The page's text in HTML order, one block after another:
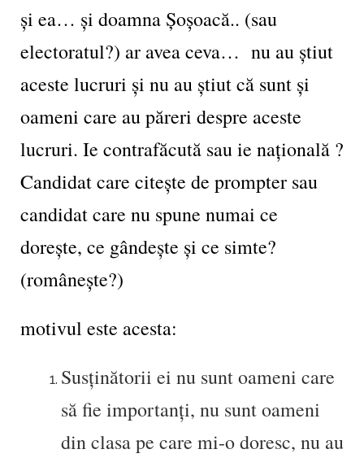
și ea… și doamna Șoșoacă.. (sau
electoratul?) ar avea ceva… nu au știut
aceste lucruri și nu au știut că sunt și
oameni care au păreri despre aceste
lucruri. Ie contrafăcută sau ie națională ?
Candidat care citește de prompter sau
candidat care nu spune numai ce
dorește, ce gândește și ce simte?
(românește?)
motivul este acesta:
Susținătorii ei nu sunt oameni care
să fie importanți, nu sunt oameni
din clasa pe care mi-o doresc, nu au